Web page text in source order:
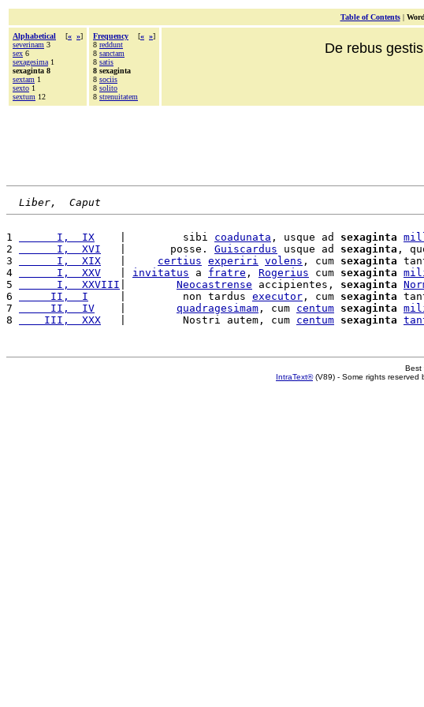
Table of Contents|
Alphabetical [« »]
severinam 3
sex 6
sexagesima 1
sexaginta 8
sextam 1
sexto 1
sextum 12
Frequency [« »]
8 reddunt
8 sanctam
8 satis
8 sexaginta
8 sociis
8 solito
8 strenuitatem
De rebus
Liber,  Caput
1
      I,  IX
    |         sibi
coadunata , usque ad sexaginta
2
      I,  XVI
   |       posse.
Guiscardus usque ad sexaginta ,
3
      I,  XIX
certius experiri volens , cum sexaginta
4
      I,  XXV
invitatus a fratre , Rogerius cum sexaginta
5
      I,  XXVIII
Neocastrense accipientes, sexaginta
6
     II,  I
     |         non tardus
executor , cum sexaginta
7
     II,  IV
quadragesimam , cum centum sexaginta
8
    III,  XXX
   |         Nostri autem, cum
centum sexaginta
Best
IntraText®(V89) - Some rights reserved